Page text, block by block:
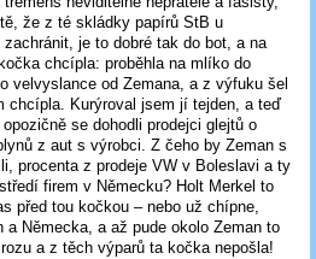
že z té skládky papírů StB u
je to dobré tak do bot, a na
chcípla: proběhla na mlíko do
velvyslance od Zemana, a z výfuku šel
chcípla. Kurýroval jsem jí tejden, a teď
se dohodli prodejci glejtů o
z aut s výrobci. Z čeho by Zeman s
procenta z prodeje VW v Boleslavi a ty
firem v Německu? Holt Merkel to
před tou kočkou – nebo už chípne,
Německa, a až pude okolo Zeman to
a z těch výparů ta kočka nepošla!